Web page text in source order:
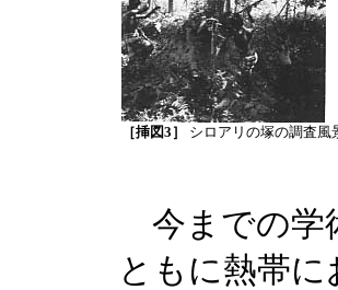
［挿図3］ シロアリの塚の調査風
今までの学
ともに熱帯